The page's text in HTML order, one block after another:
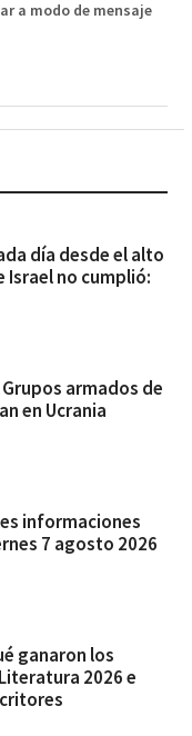
a modo de mensaje
día desde el alto
Israel no cumplió:
armados de
en Ucrania
informaciones
7 agosto 2026
ganaron los
2026 e